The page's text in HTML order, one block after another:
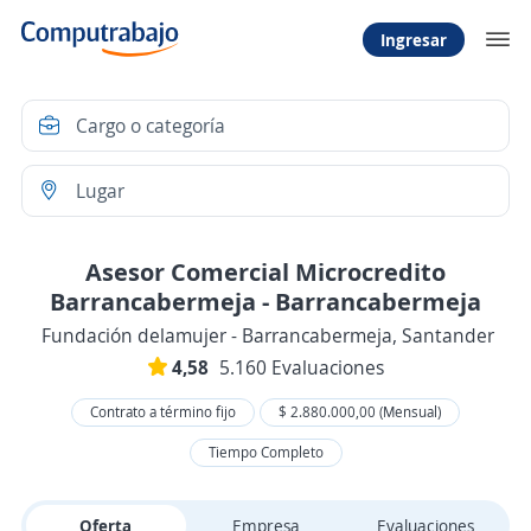
Ingresar
Asesor Comercial Microcredito
Barrancabermeja - Barrancabermeja
Fundación delamujer - Barrancabermeja, Santander
4,58 5.160 Evaluaciones
Contrato a término fijo
$ 2.880.000,00 (Mensual)
Tiempo Completo
Oferta Empresa Evaluaciones